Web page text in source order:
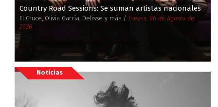
Country Road Sessions: Se suman artistas nacionales
El Cruce, Olivia García, Delisse y más / Jueves, 06 de Agosto de
2026
Noticias